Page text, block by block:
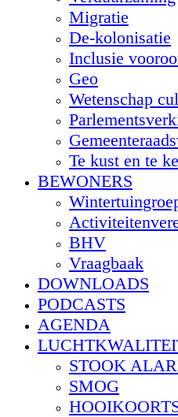
Migratie
De-kolonisatie
Inclusie
Geo
Wetenschap
Te kust en te
BEWONERS
BHV
Vraagbaak
DOWNLOADS
PODCASTS
AGENDA
STOOK
SMOG